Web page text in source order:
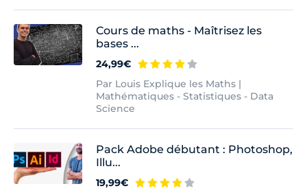
Cours de maths - Maîtrisez les
bases ...
24,99€
Par Louis Explique les Maths |
Mathématiques - Statistiques - Data
Science
Pack Adobe débutant : Photoshop,
Illu...
19,99€